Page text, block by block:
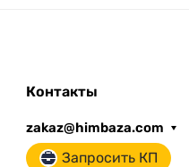
Контакты
zakaz@himbaza.com
Запросить КП